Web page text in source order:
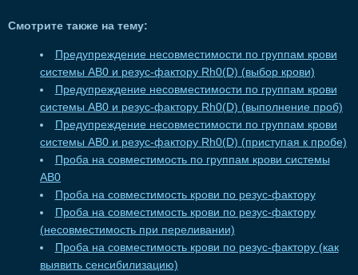
Смотрите также на тему:
Предупреждение несовместимости по группам крови
системы АВ0 и резус-фактору Rh0(D) (выбор крови)
Предупреждение несовместимости по группам крови
системы АВ0 и резус-фактору Rh0(D) (выполнение проб)
Предупреждение несовместимости по группам крови
системы АВ0 и резус-фактору Rh0(D) (приступая к пробе)
Проба на совместимость по группам крови системы
АВ0
Проба на совместимость крови по резус-фактору
Проба на совместимость крови по резус-фактору
(несовместимость при переливании)
Проба на совместимость крови по резус-фактору (как
выявить сенсибилизацию)